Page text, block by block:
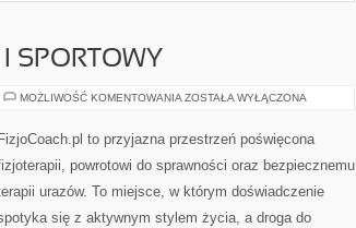
SPORTOWY
MOŻLIWOŚĆ KOMENTOWANIA TAPING
SPORTOWY
ZOSTAŁA WYŁĄCZONA
FizjoCoach.pl to przyjazna przestrzeń poświęcona
powrotowi do sprawności oraz bezpiecznemu
urazów. To miejsce, w którym doświadczenie
się z aktywnym stylem życia, a droga do